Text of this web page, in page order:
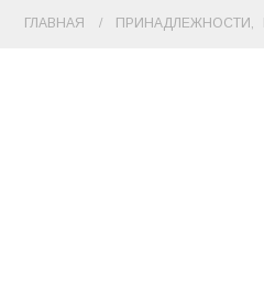
ГЛАВНАЯ ПРИНАДЛЕЖНОСТИ ,